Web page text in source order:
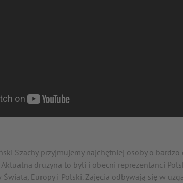
Szachy przyjmujemy najchętniej osoby o
Aktualna drużyna to byli i obecni reprezentanci
Europy i Polski. Zajęcia odbywają się w